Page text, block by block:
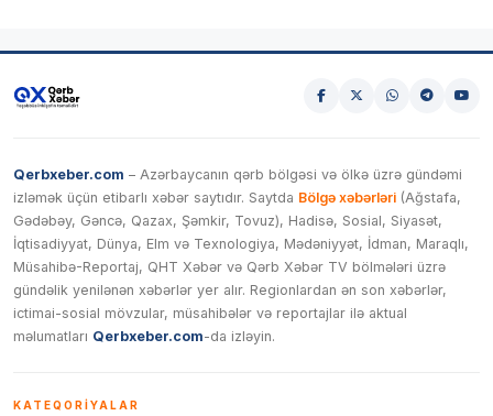
Qerbxeber.com – Azərbaycanın qərb bölgəsi və ölkə üzrə gündəmi
izləmək üçün etibarlı xəbər saytıdır. Saytda Bölgə xəbərləri (Ağstafa,
Gədəbəy, Gəncə, Qazax, Şəmkir, Tovuz), Hadisə, Sosial, Siyasət,
İqtisadiyyat, Dünya, Elm və Texnologiya, Mədəniyyət, İdman, Maraqlı,
Müsahibə-Reportaj, QHT Xəbər və Qərb Xəbər TV bölmələri üzrə
gündəlik yenilənən xəbərlər yer alır. Regionlardan ən son xəbərlər,
ictimai-sosial mövzular, müsahibələr və reportajlar ilə aktual
məlumatları Qerbxeber.com-da izləyin.
KATEQORIYALAR